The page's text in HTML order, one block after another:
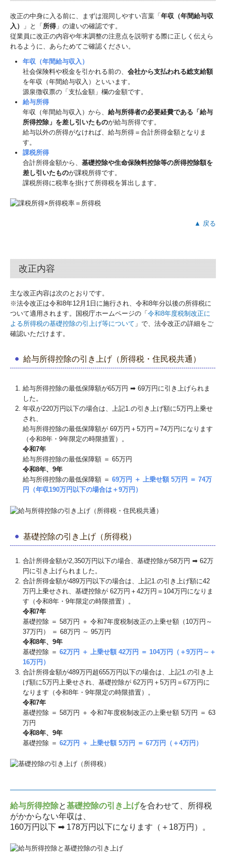
改正の中身に入る前に、まずは混同しやすい言葉「年収（年間給与収
入）
」と「所得」の違いの確認です。
従業員に改正の内容や年末調整の注意点を説明する際に正しく伝えら
れるように、あらためてご確認ください。
年収（年間給与収入）
社会保険料や税金を引かれる前の、 会社から支払われる総支給額
を年収（年間給与収入）といいます。
源泉徴収票の「支払金額」欄の金額です。
給与所得
年収（年間給与収入）から、 給与所得者の必要経費である「給与
所得控除」を差し引いたものが給与所得です。
給与以外の所得がなければ、給与所得＝合計所得金額となりま
す。
課税所得
合計所得金額から、 基礎控除や生命保険料控除等の所得控除額を
差し引いたものが課税所得です。
課税所得に税率を掛けて所得税を算出します。
▲ 戻る
改正内容
主な改正内容は次のとおりです。
※法令改正は令和8年12月1日に施行され、令和8年分以後の所得税に
ついて適用されます。国税庁ホームページの「 令和8年度税制改正に
よる所得税の基礎控除の引上げ等について 」で、法令改正の詳細をご
確認いただけます。
給与所得控除の引き上げ（所得税・住民税共通）
給与所得控除の最低保障額が65万円 ➡ 69万円に引き上げられま
した。
年収が220万円以下の場合は、上記1.の引き上げ額に5万円上乗せ
され、
給与所得控除の最低保障額が 69万円＋5万円＝74万円になります
（令和8年・9年限定の時限措置）。
令和7年
給与所得控除の最低保障額 ＝ 65万円
令和8年、9年
給与所得控除の最低保障額 ＝ 69万円 ＋ 上乗せ額 5万円 ＝ 74万
円（年収190万円以下の場合は＋9万円）
基礎控除の引き上げ（所得税）
合計所得⾦額が2,350万円以下の場合、基礎控除が58万円 ➡ 62万
円に引き上げられました。
合計所得⾦額が489万円以下の場合は、上記1.の引き上げ額に42
万円上乗せされ、基礎控除が 62万円＋42万円＝104万円になりま
す（令和8年・9年限定の時限措置）。
令和7年
基礎控除 ＝ 58万円 ＋ 令和7年度税制改正の上乗せ額（10万円～
37万円） ＝ 68万円 ～ 95万円
令和8年、9年
基礎控除 ＝ 62万円 ＋ 上乗せ額 42万円 ＝ 104万円（＋9万円～＋
16万円）
合計所得⾦額が489万円超655万円以下の場合は、上記1.の引き上
げ額に5万円上乗せされ、基礎控除が 62万円＋5万円＝67万円に
なります（令和8年・9年限定の時限措置）。
令和7年
基礎控除 ＝ 58万円 ＋ 令和7年度税制改正の上乗せ額 5万円 ＝ 63
万円
令和8年、9年
基礎控除 ＝ 62万円 ＋ 上乗せ額 5万円 ＝ 67万円（＋4万円）
給与所得控除と基礎控除の引き上げを合わせて、所得税
がかからない年収は、
160万円以下 ➡ 178万円以下になります（＋18万円）。